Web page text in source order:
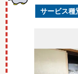
サービス種